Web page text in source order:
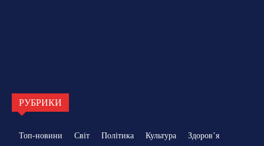
РУБРИКИ
Топ-новини Світ Політика Культура
Здоровʼя